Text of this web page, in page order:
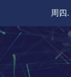
内
容
周四